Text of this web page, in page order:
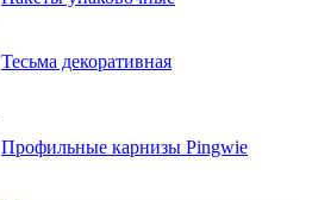
Тесьма декоративная
Профильные карнизы Pingwie